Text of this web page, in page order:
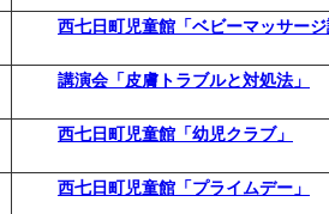
西七日町児童館「ベビーマッサージ
講演会「皮膚トラブルと対処法」
西七日町児童館「幼児クラブ」
西七日町児童館「プライムデー」